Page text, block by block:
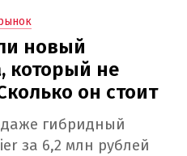
новый
который не
он стоит
гибридный
за 6,2 млн рублей